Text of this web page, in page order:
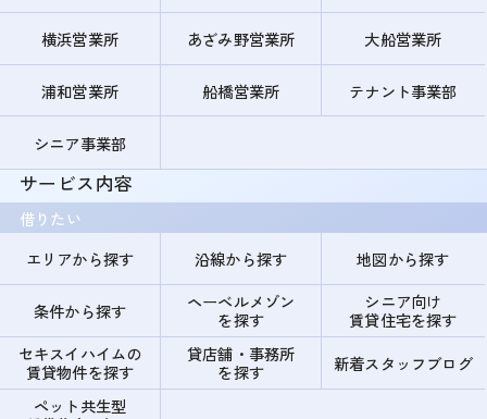
横浜営業所 あざみ野営業所 大船営業所
浦和営業所 船橋営業所 テナント事業部
シニア事業部
サービス内容
借りたい
エリアから探す
沿線から探す 地図から探す
条件から探す
ヘーベルメゾン
を探す
シニア向け
賃貸住宅を探す
セキスイハイムの
賃貸物件を探す
貸店舗・事務所
を探す
新着スタッフブログ
ペット共生型